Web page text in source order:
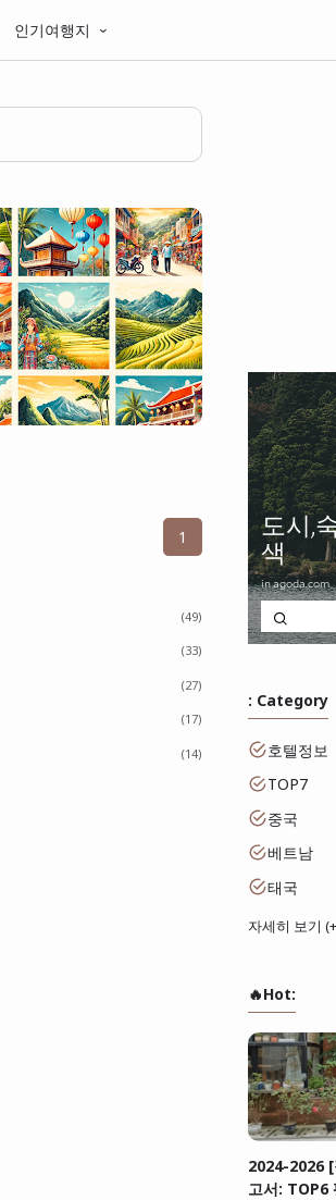
인기여행지
1
49
33
27
17
14
: Category
호텔정보
TOP7
중국
베트남
태국
자세히 보기
🔥Hot:
2024-2026
고서: TOP6